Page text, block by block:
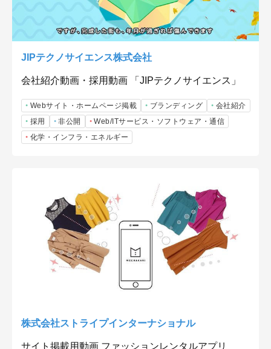
JIPテクノサイエンス株式会社
会社紹介動画・採用動画 「JIPテクノサイエンス」
Webサイト・ホームページ掲載 ブランディング
会社紹介
採用
非公開
Web/ITサービス・ソフトウェア・通信
化学・インフラ・エネルギー
株式会社ストライプインターナショナル
サイト掲載用動画 ファッションレンタルアプリ